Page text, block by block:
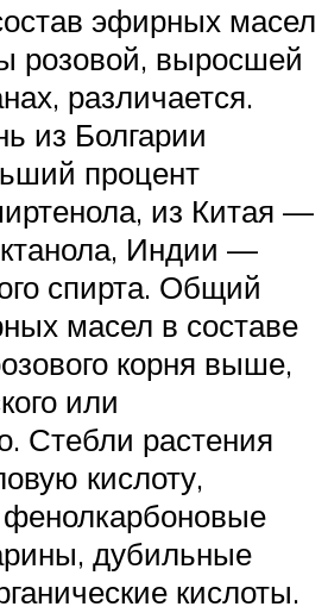
эфирных масел
розовой, выросшей
различается.
из Болгарии
процент
из Китая —
Индии —
спирта. Общий
масел в составе
корня выше,
или
Стебли растения
кислоту,
дубильные
кислоты.